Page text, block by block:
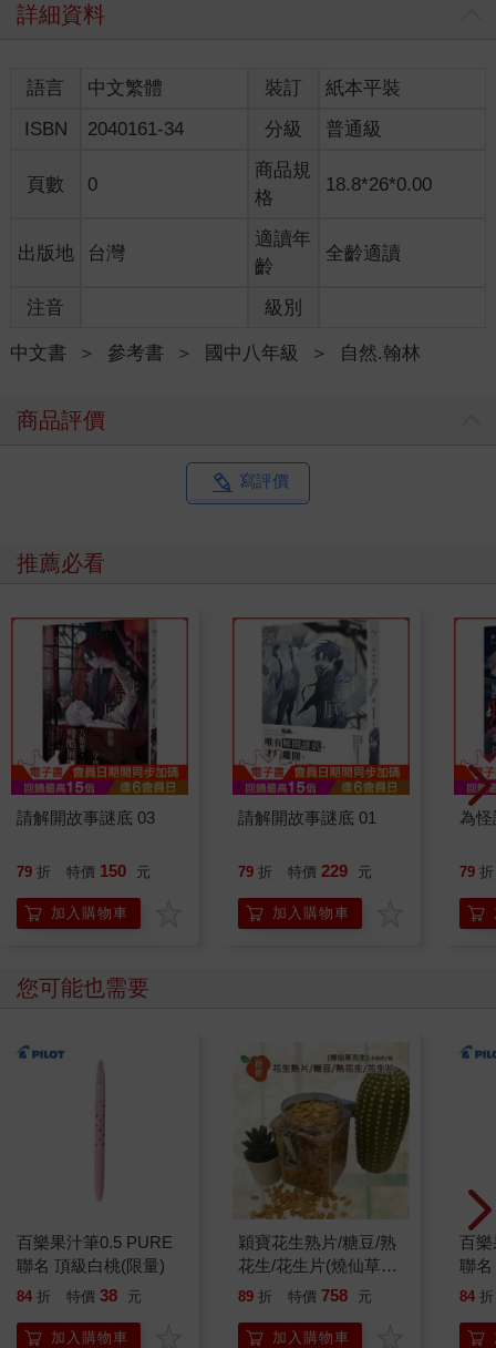
詳細資料
語言 中文繁體 裝訂
紙本平裝
ISBN
2040161-34 分級 普通級
頁數 0
商品規
格
18.8*26*0.00
出版地 台灣
適讀年
齡
全齡適讀
注音 級別
中文書 ＞ 參考書 ＞ 國中八年級 ＞ 自然.翰林
商品評價
寫評價
推薦必看
請解開故事謎底 03
79 折 特價 150 元
加入購物車
請解開故事謎底 01
79 折 特價 229 元
加入購物車
為
79 折
您可能也需要
百樂果汁筆0.5 PURE
聯名 頂級白桃(限量)
84 折 特價 38 元
加入購物車
穎寶花生熟片/糖豆/熟
花生/花生片(燒仙草花
生)-5台斤
89 折 特價 758 元
加入購物車
百
聯
84 折